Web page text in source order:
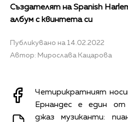
Създателят на Spanish
албум с квинтета си
Публикувано на 14.02.2022
Автор: Мирослава Кацарова
Четирикратният
Ернандес е един
джаз музиканти: